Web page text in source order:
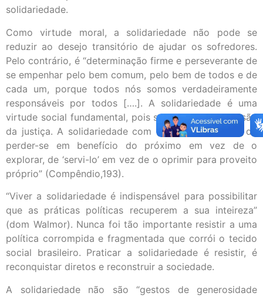
solidariedade.
Como virtude moral, a solidariedade não pode se
reduzir ao desejo transitório de ajudar os sofredores.
Pelo contrário, é “determinação firme e perseverante de
se empenhar pelo bem comum, pelo bem de todos e de
cada um, porque todos nós somos verdadeiramente
responsáveis por todos [….]. A solidariedade é uma
virtude social fundamental, pois se coloca na dimensão
da justiça. A solidariedade com sentido evangélico de
perder-se em benefício do próximo em vez de o
explorar, de ‘servi-lo’ em vez de o oprimir para proveito
próprio” (Compêndio,193).
“Viver a solidariedade é indispensável para possibilitar
que as práticas políticas recuperem a sua inteireza”
(dom Walmor). Nunca foi tão importante resistir a uma
política corrompida e fragmentada que corrói o tecido
social brasileiro. Praticar a solidariedade é resistir, é
reconquistar diretos e reconstruir a sociedade.
A solidariedade não são “gestos de generosidade